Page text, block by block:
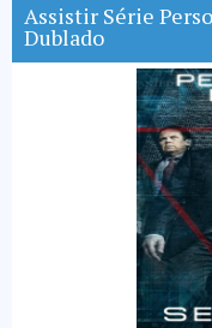
Assistir Série
Dublado